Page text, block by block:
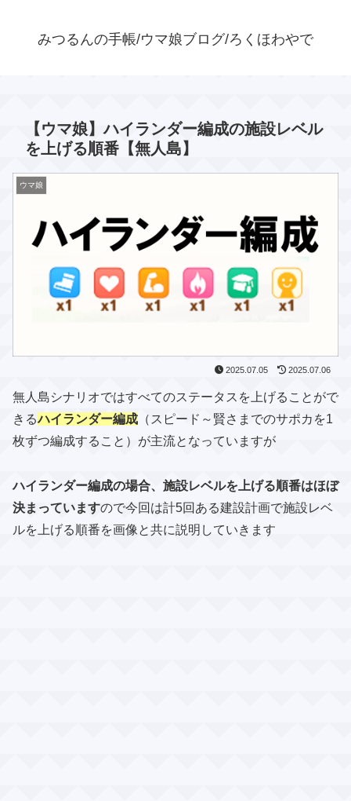
みつるんの手帳/ウマ娘ブログ/ろくほわやで
【ウマ娘】ハイランダー編成の施設レベル
を上げる順番【無人島】
ウマ娘
2025.07.05 2025.07.06
無人島シナリオではすべてのステータスを上げることがで
きるハイランダー編成 （スピード～賢さまでのサポカを1
枚ずつ編成すること）が主流となっていますが
ハイランダー編成の場合、施設レベルを上げる順番はほぼ
決まっていますので今回は計5回ある建設計画で施設レベ
ルを上げる順番を画像と共に説明していきます